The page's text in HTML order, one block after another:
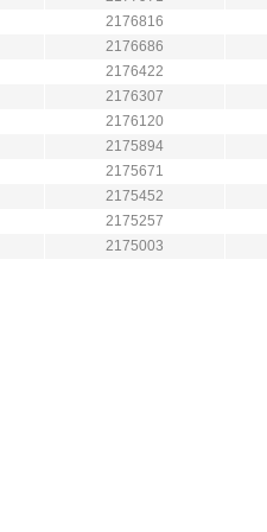
2176816
2176686
2176422
2176307
2176120
2175894
2175671
2175452
2175257
2175003